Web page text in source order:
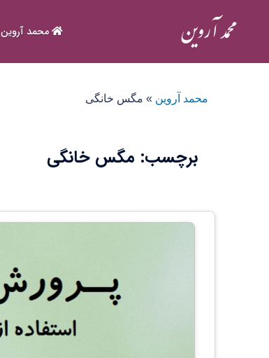
محمد آروین
محمد آروین » مگس خانگی
برچسب: مگس خانگی